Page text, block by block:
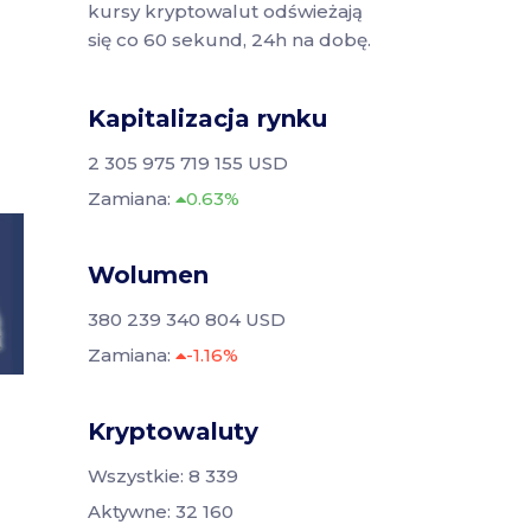
kursy kryptowalut odświeżają
się co 60 sekund, 24h na dobę.
Kapitalizacja rynku
2 305 975 719 155 USD
Zamiana:
0.63%
Wolumen
380 239 340 804 USD
Zamiana:
-1.16%
Kryptowaluty
Wszystkie: 8 339
Aktywne: 32 160